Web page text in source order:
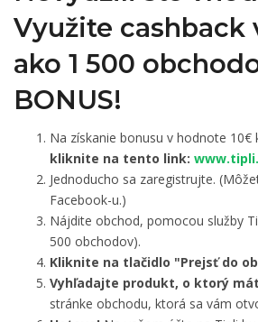
Využite cashback
ako 1 500
BONUS!
Na získanie bonusu v hodnote 10€
kliknite na tento link:
Jednoducho sa zaregistrujte.
Facebook-u.)
Nájdite obchod, pomocou služby
500 obchodov).
Kliknite na tlačidlo "Prejsť do
Vyhľadajte produkt, o ktorý
stránke obchodu, ktorá sa vám